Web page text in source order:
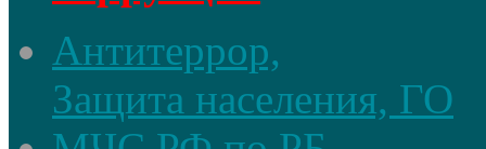
Антитеррор,
Защита населения, ГО